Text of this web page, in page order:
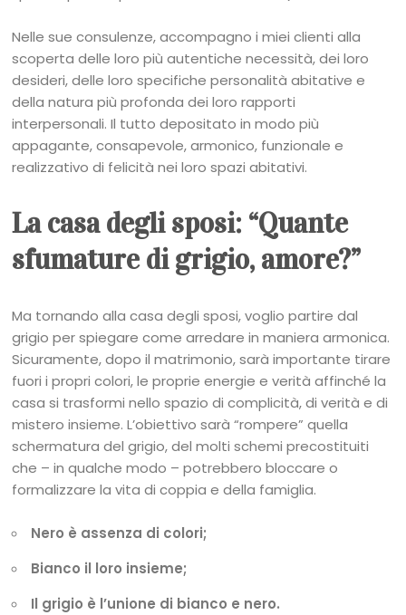
Nelle sue consulenze, accompagno i miei clienti alla
scoperta delle loro più autentiche necessità, dei loro
desideri, delle loro specifiche personalità abitative e
della natura più profonda dei loro rapporti
interpersonali. Il tutto depositato in modo più
appagante, consapevole, armonico, funzionale e
realizzativo di felicità nei loro spazi abitativi.
La casa degli sposi: “Quante
sfumature di grigio, amore?”
Ma tornando alla casa degli sposi, voglio partire dal
grigio per spiegare come arredare in maniera armonica.
Sicuramente, dopo il matrimonio, sarà importante tirare
fuori i propri colori, le proprie energie e verità affinché la
casa si trasformi nello spazio di complicità, di verità e di
mistero insieme. L’obiettivo sarà “rompere” quella
schermatura del grigio, del molti schemi precostituiti
che – in qualche modo – potrebbero bloccare o
formalizzare la vita di coppia e della famiglia.
Nero è assenza di colori;
Bianco il loro insieme;
Il grigio è l’unione di bianco e nero.